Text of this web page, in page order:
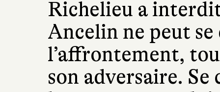
Richelieu a
Ancelin ne peut
l’affrontement,
son adversaire.